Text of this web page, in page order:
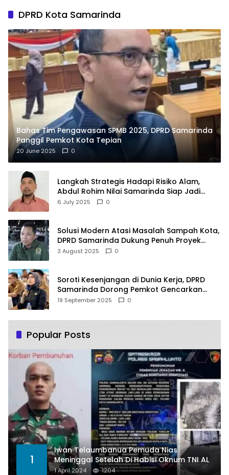
DPRD Kota Samarinda
Bahas Tim Pengawasan SPMB 2025, DPRD Samarinda
Panggil Pemkot Kota Tepian
20 June 2025 0
Langkah Strategis Hadapi Risiko Alam,
Abdul Rohim Nilai Samarinda Siap Jadi
Pusat Logistik Bencana Kalimantan
6 July 2025 0
Solusi Modern Atasi Masalah Sampah Kota,
DPRD Samarinda Dukung Penuh Proyek
PLTSA
3 August 2025 0
Soroti Kesenjangan di Dunia Kerja, DPRD
Samarinda Dorong Pemkot Gencarkan
Pemberdayaan Perempuan
19 September 2025 0
Popular Posts
1
Iwan Telaumbanua Pemuda Nias
Meninggal Setelah Di Habisi Oknum TNI AL
1 April 2024 1204